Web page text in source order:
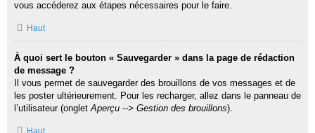
vous accéderez aux étapes nécessaires pour le faire.
Haut
À quoi sert le bouton « Sauvegarder » dans la page de rédaction
de message ?
Il vous permet de sauvegarder des brouillons de vos messages et de
les poster ultérieurement. Pour les recharger, allez dans le panneau de
l’utilisateur (onglet Aperçu --> Gestion des brouillons).
Haut